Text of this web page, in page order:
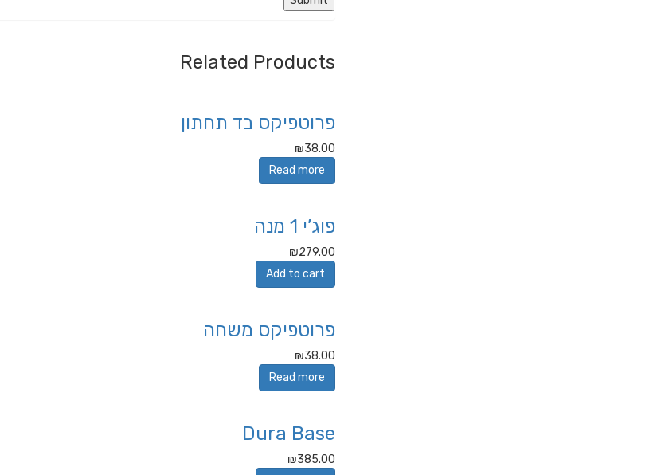
Related Products
פרוטפיקס בד תחתון
₪38.00
Read more
פוג’י 1 מנה
₪279.00
Add to cart
פרוטפיקס משחה
₪38.00
Read more
Dura Base
₪385.00